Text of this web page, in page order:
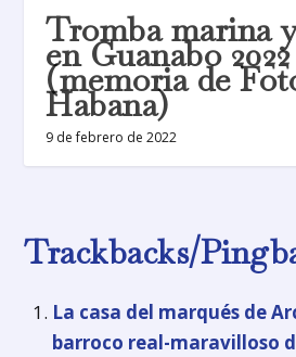
Tromba marina
en Guanabo 2022
(memoria de
Habana)
9 de febrero de 2022
Trackbacks/
La casa del marqués de
barroco real-maravilloso